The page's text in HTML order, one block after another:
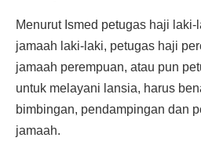
Menurut Ismed petugas haji
jamaah laki-laki, petugas haji
jamaah perempuan, atau pun
untuk melayani lansia, harus
bimbingan, pendampingan dan
jamaah.